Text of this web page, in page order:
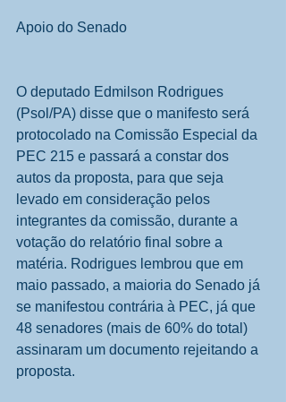
Apoio do Senado
O deputado Edmilson Rodrigues
(Psol/PA) disse que o manifesto será
protocolado na Comissão Especial da
PEC 215 e passará a constar dos
autos da proposta, para que seja
levado em consideração pelos
integrantes da comissão, durante a
votação do relatório final sobre a
matéria. Rodrigues lembrou que em
maio passado, a maioria do Senado já
se manifestou contrária à PEC, já que
48 senadores (mais de 60% do total)
assinaram um documento rejeitando a
proposta.